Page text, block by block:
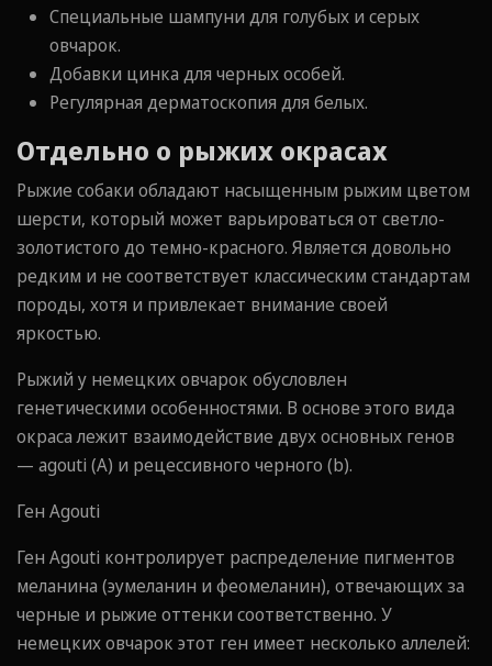
Специальные шампуни для голубых и серых
овчарок.
Добавки цинка для черных особей.
Регулярная дерматоскопия для белых.
Отдельно о рыжих окрасах
Рыжие собаки обладают насыщенным рыжим цветом
шерсти, который может варьироваться от светло-
золотистого до темно-красного. Является довольно
редким и не соответствует классическим стандартам
породы, хотя и привлекает внимание своей
яркостью.
Рыжий у немецких овчарок обусловлен
генетическими особенностями. В основе этого вида
окраса лежит взаимодействие двух основных генов
— agouti (A) и рецессивного черного (b).
Ген Agouti
Ген Agouti контролирует распределение пигментов
меланина (эумеланин и феомеланин), отвечающих за
черные и рыжие оттенки соответственно. У
немецких овчарок этот ген имеет несколько аллелей: